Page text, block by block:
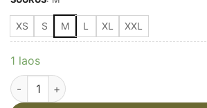
XS S M L XL XXL
1 laos
PENTAGON - LEONIDAS 2.0